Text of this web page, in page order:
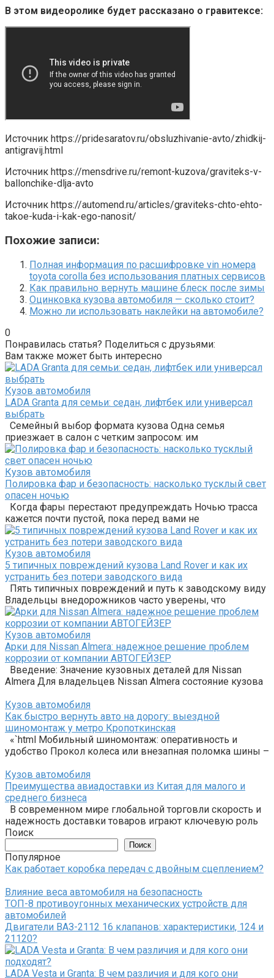
В этом видеоролике будет рассказано о гравитексе:
Источник https://pridesaratov.ru/obsluzhivanie-avto/zhidkij-
antigravij.html
Источник https://mensdrive.ru/remont-kuzova/graviteks-v-
ballonchike-dlja-avto
Источник https://automend.ru/articles/graviteks-chto-ehto-
takoe-kuda-i-kak-ego-nanosit/
Похожие записи:
Полная информация по расшифровке vin номера
toyota corolla без использования платных сервисов
Как правильно вернуть машине блеск после зимы
Оцинковка кузова автомобиля — сколько стоит?
Можно ли использовать наклейки на автомобиле?
0
Понравилась статья? Поделиться с друзьями:
Вам также может быть интересно
Кузов автомобиля
LADA Granta для семьи: седан, лифтбек или универсал
выбрать
Семейный выбор формата кузова Одна семья
приезжает в салон с четким запросом: им
Кузов автомобиля
Полировка фар и безопасность: насколько тусклый свет
опасен ночью
Когда фары перестают предупреждать Ночью трасса
кажется почти пустой, пока перед вами не
Кузов автомобиля
5 типичных повреждений кузова Land Rover и как их
устранить без потери заводского вида
Пять типичных повреждений и путь к заводскому виду
Владельцы внедорожников часто уверены, что
Кузов автомобиля
Арки для Nissan Almera: надежное решение проблем
коррозии от компании АВТОГЕЙЗЕР
Введение: Значение кузовных деталей для Nissan
Almera Для владельцев Nissan Almera состояние кузова
Кузов автомобиля
Как быстро вернуть авто на дорогу: выездной
шиномонтаж у метро Кропоткинская
«`html Мобильный шиномонтаж: оперативность и
удобство Прокол колеса или внезапная поломка шины –
Кузов автомобиля
Преимущества авиадоставки из Китая для малого и
среднего бизнеса
В современном мире глобальной торговли скорость и
надежность доставки товаров играют ключевую роль
Поиск
Поиск
Популярное
Как работает коробка передач с двойным сцеплением?
Влияние веса автомобиля на безопасность
ТОП-8 противоугонных механических устройств для
автомобилей
Двигатели ВАЗ-2112 16 клапанов: характеристики, 124 и
21120?
LADA Vesta и Granta: В чем различия и для кого они